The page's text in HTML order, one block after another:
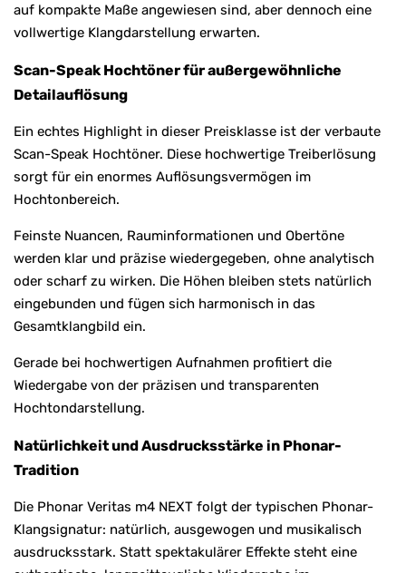
auf kompakte Maße angewiesen sind, aber dennoch eine
vollwertige Klangdarstellung erwarten.
Scan-Speak Hochtöner für außergewöhnliche
Detailauflösung
Ein echtes Highlight in dieser Preisklasse ist der verbaute
Scan-Speak Hochtöner. Diese hochwertige Treiberlösung
sorgt für ein enormes Auflösungsvermögen im
Hochtonbereich.
Feinste Nuancen, Rauminformationen und Obertöne
werden klar und präzise wiedergegeben, ohne analytisch
oder scharf zu wirken. Die Höhen bleiben stets natürlich
eingebunden und fügen sich harmonisch in das
Gesamtklangbild ein.
Gerade bei hochwertigen Aufnahmen profitiert die
Wiedergabe von der präzisen und transparenten
Hochtondarstellung.
Natürlichkeit und Ausdrucksstärke in Phonar-
Tradition
Die Phonar Veritas m4 NEXT folgt der typischen Phonar-
Klangsignatur: natürlich, ausgewogen und musikalisch
ausdrucksstark. Statt spektakulärer Effekte steht eine